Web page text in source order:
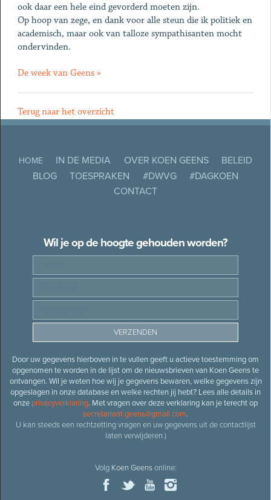
ook daar een hele eind gevorderd moeten zijn.
Op hoop van zege, en dank voor alle steun die ik politiek en
academisch, maar ook van talloze sympathisanten mocht
ondervinden.
De week van Geens »
Terug naar het overzicht
HOME IN DE MEDIA OVER KOEN GEENS
BELEID
BLOG
TOESPRAKEN #DWVG
#DAGKOEN
CONTACT
Wil je op de hoogte gehouden worden?
Door uw gegevens hierboven in te vullen geeft u actieve toestemming om
opgenomen te worden in de lijst om de nieuwsbrieven van Koen Geens te
ontvangen. Wil je weten hoe wij je gegevens bewaren, welke gegevens zijn
opgeslagen in onze database en welke rechten jij hebt? Lees alle details in
onze privacyverklaring. Met vragen over deze verklaring kan je terecht op
secretariaat.geens@gmail.com.
U kan steeds een rechtzetting vragen en uw gegevens uit de contactlijst
laten verwijderen.)
Volg Koen Geensonline: